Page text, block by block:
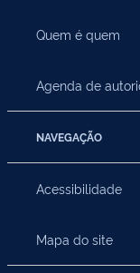
Quem é quem
Agenda de
NAVEGAÇÃO
Acessibilidade
Mapa do site